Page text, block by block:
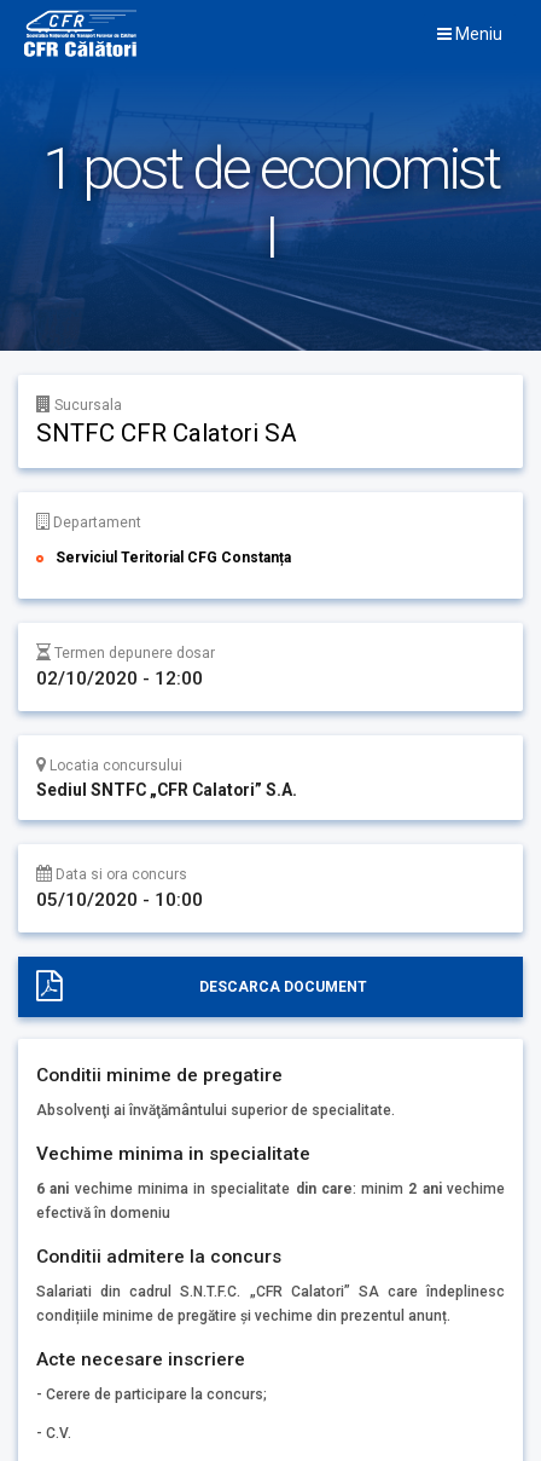
content
Meniu
1 post de economist
I
Sucursala
SNTFC CFR Calatori SA
Departament
Serviciul Teritorial CFG Constanța
Termen depunere dosar
02/10/2020 - 12:00
Locatia concursului
Sediul SNTFC „CFR Calatori” S.A.
Data si ora concurs
05/10/2020 - 10:00
DESCARCA DOCUMENT
Conditii minime de pregatire
Absolvenţi ai învăţământului superior de specialitate.
Vechime minima in specialitate
6 ani vechime minima in specialitate din care: minim 2 anivechime
efectivă în domeniu
Conditii admitere la concurs
Salariati din cadrul S.N.T.F.C. „CFR Calatori” SA care îndeplinesc
condițiile minime de pregătire și vechime din prezentul anunț.
Acte necesare inscriere
- Cerere de participare la concurs;
- C.V.